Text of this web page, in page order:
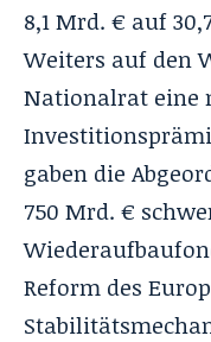
8,1 Mrd. € auf
Weiters auf den
Nationalrat eine
gaben die
750 Mrd. €
Reform des